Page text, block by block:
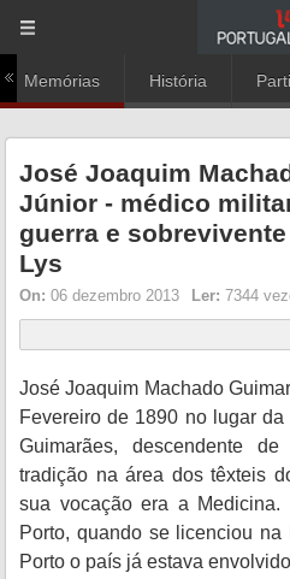
Memórias História
José Joaquim
Júnior - médico
guerra e
Lys
On: 06 dezembro 2013 Ler: 7344
José Joaquim Machado
Fevereiro de 1890 no lugar
Guimarães, descendente
tradição na área dos têxteis
sua vocação era a
Porto, quando se licenciou
Porto o país já estava